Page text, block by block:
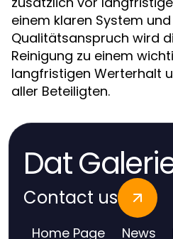
einem klaren System
Qualitätsanspruch wird
Reinigung zu einem
langfristigen Werterhalt
aller Beteiligten.
Dat
Contact us
Home Page News